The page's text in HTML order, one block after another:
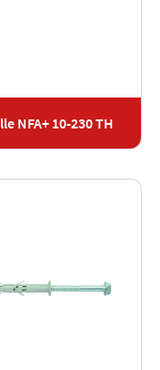
NFA+ 10-230 TH